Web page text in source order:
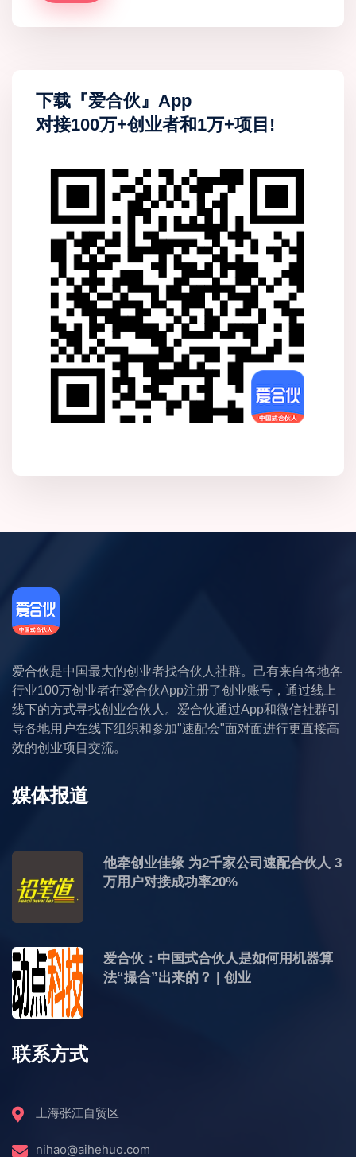
下载『爱合伙』App
对接100万+创业者和1万+项目!
爱合伙是中国最大的创业者找合伙人社群。己有来自各地各
行业100万创业者在爱合伙App注册了创业账号，通过线上
线下的方式寻找创业合伙人。爱合伙通过App和微信社群引
导各地用户在线下组织和参加"速配会"面对面进行更直接高
效的创业项目交流。
媒体报道
他牵创业佳缘 为2千家公司速配合伙人 3
万用户对接成功率20%
爱合伙：中国式合伙人是如何用机器算
法“撮合”出来的？ | 创业
联系方式
上海张江自贸区
nihao@aihehuo.com